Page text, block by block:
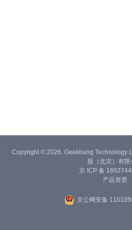
Copyright © 2026, Geekbang Technology
股（北京）有限
京 ICP 备
产品资质
京公网安备